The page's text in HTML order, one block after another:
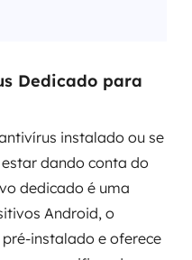
Dedicado para
instalado ou se
dando conta do
dedicado é uma
Android, o
instalado e oferece